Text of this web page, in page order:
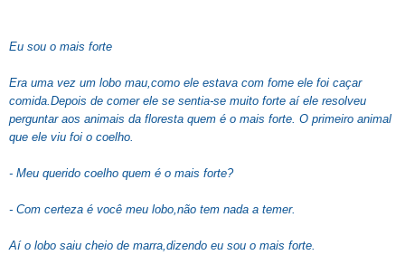
Eu sou o mais forte
Era uma vez um lobo mau,como ele estava com fome ele foi caçar
comida.Depois de comer ele se sentia-se muito forte aí ele resolveu
perguntar aos animais da floresta quem é o mais forte. O primeiro animal
que ele viu foi o coelho.
- Meu querido coelho quem é o mais forte?
- Com certeza é você meu lobo,não tem nada a temer.
Aí o lobo saiu cheio de marra,dizendo eu sou o mais forte.